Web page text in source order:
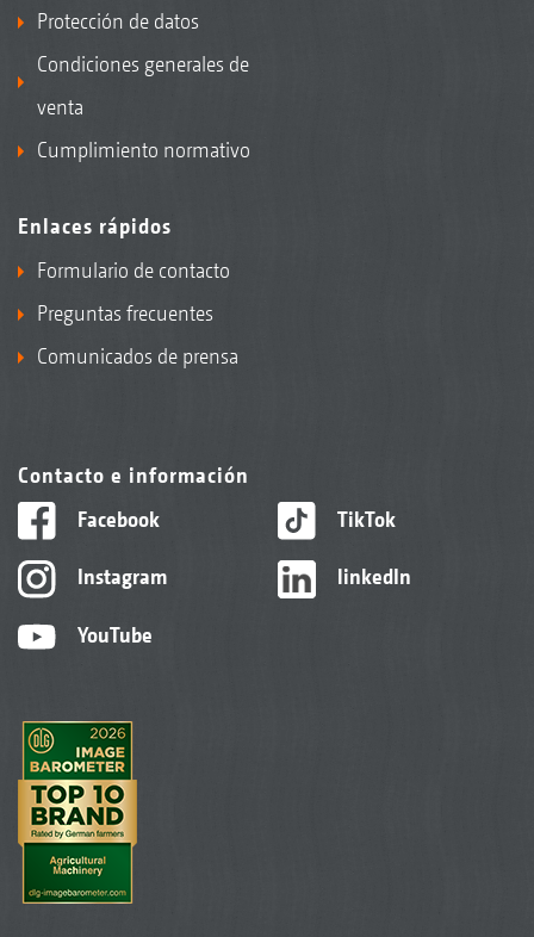
Protección de datos
Condiciones generales de
venta
Cumplimiento normativo
Enlaces rápidos
Formulario de contacto
Preguntas frecuentes
Comunicados de prensa
Contacto e información
Facebook
Instagram
YouTube
TikTok
linkedIn